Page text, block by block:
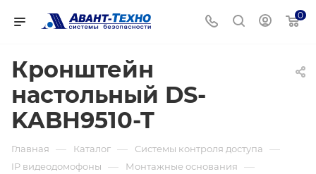
0
Кронштейн
настольный DS-
KABH9510-T
Главная — Каталог — Системы контроля доступа —
IP видеодомофоны — Монтажные основания —